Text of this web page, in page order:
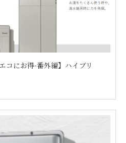
コにお得-番外編】ハイブリ